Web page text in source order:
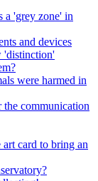
a 'grey zone' in
and devices
'distinction'
were harmed in
the communication
card to bring an